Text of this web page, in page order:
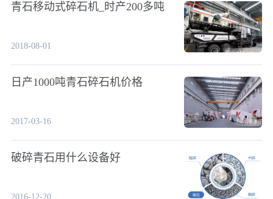
青石移动式碎石机_时产200多吨
2018-08-01
日产1000吨青石碎石机价格
2017-03-16
破碎青石用什么设备好
2016-12-20